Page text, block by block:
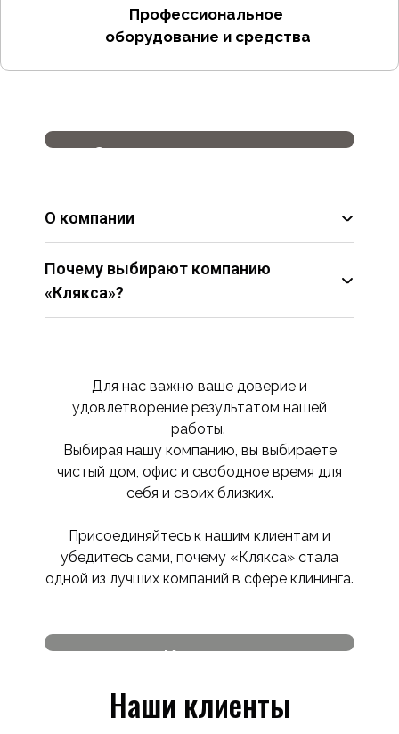
Профессиональное
оборудование и средства
Основатель компании
О компании
Почему выбирают компанию
«Клякса»?
Опыт и профессионализм сотрудников.
Индивидуальный подход к каждому
клиенту.
Гибкость графика и возможность
срочного выезда.
Доступные цены и прозрачное
ценообразование.
Для нас важно ваше доверие и
удовлетворение результатом нашей
работы.
Выбирая нашу компанию, вы выбираете
чистый дом, офис и свободное время для
себя и своих близких.
Присоединяйтесь к нашим клиентам и
убедитесь сами, почему «Клякса» стала
одной из лучших компаний в сфере клининга.
Клинер
Шалагадская Диана Сергеевна
Наши клиенты